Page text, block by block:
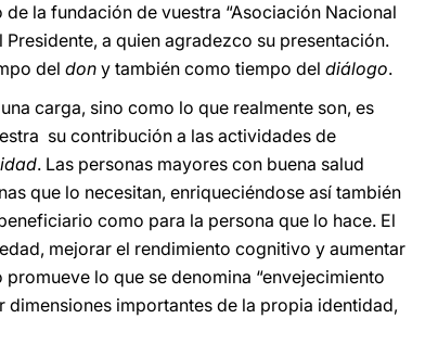
la fundación de vuestra “Asociación Nacional
a quien agradezco su presentación.
del don y también como tiempo del diálogo.
carga, sino como lo que realmente son, es
su contribución a las actividades de
. Las personas mayores con buena salud
que lo necesitan, enriqueciéndose así también
como para la persona que lo hace. El
mejorar el rendimiento cognitivo y aumentar
lo que se denomina “envejecimiento
importantes de la propia identidad,